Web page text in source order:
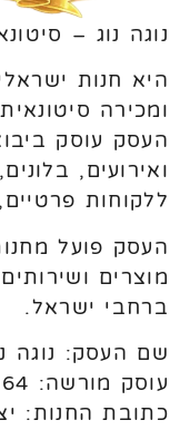
נוגה נוג –
היא חנות
ומכירה
העסק עוסק
ואירועים,
ללקוחות
העסק פועל
מוצרים
ברחבי ישראל.
שם העסק: נוגה
עוסק מורשה: 312192164
כתובת החנות: יצחק